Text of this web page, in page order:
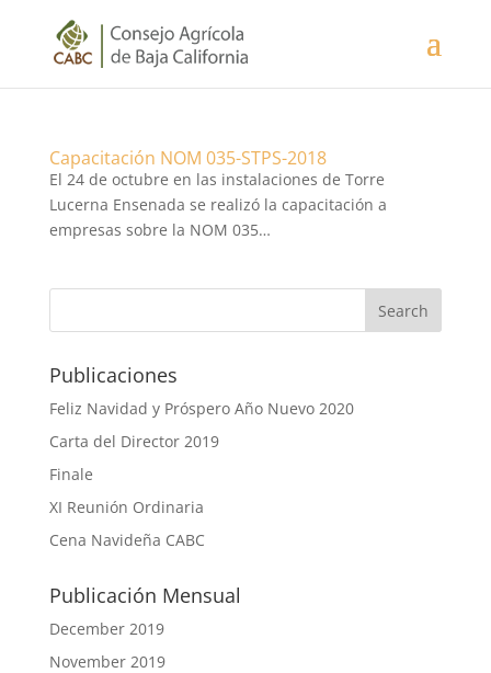
Capacitación NOM 035-STPS-2018
El 24 de octubre en las instalaciones de Torre
Lucerna Ensenada se realizó la capacitación a
empresas sobre la NOM 035…
Publicaciones
Feliz Navidad y Próspero Año Nuevo 2020
Carta del Director 2019
Finale
XI Reunión Ordinaria
Cena Navideña CABC
Publicación Mensual
December 2019
November 2019